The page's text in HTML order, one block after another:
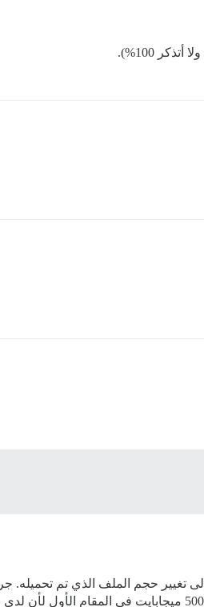
حجم الملف الذي تم تحميله.
لا يزال عند 100 ميجابايت ولم أقم بتعيينه على 100 ميجابايت، بل قمت